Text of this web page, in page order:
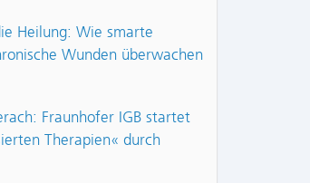
Heilung: Wie smarte
Wunden überwachen
Fraunhofer IGB startet
Therapien« durch